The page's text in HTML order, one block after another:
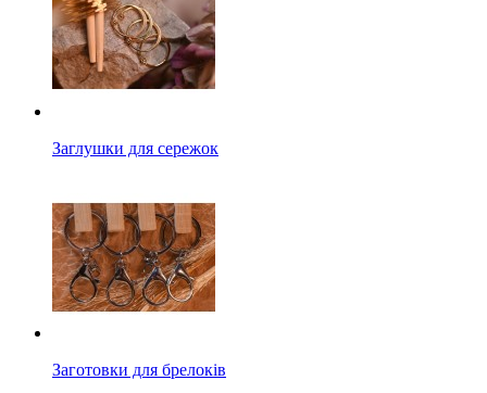
Заглушки для сережок
Заготовки для брелоків